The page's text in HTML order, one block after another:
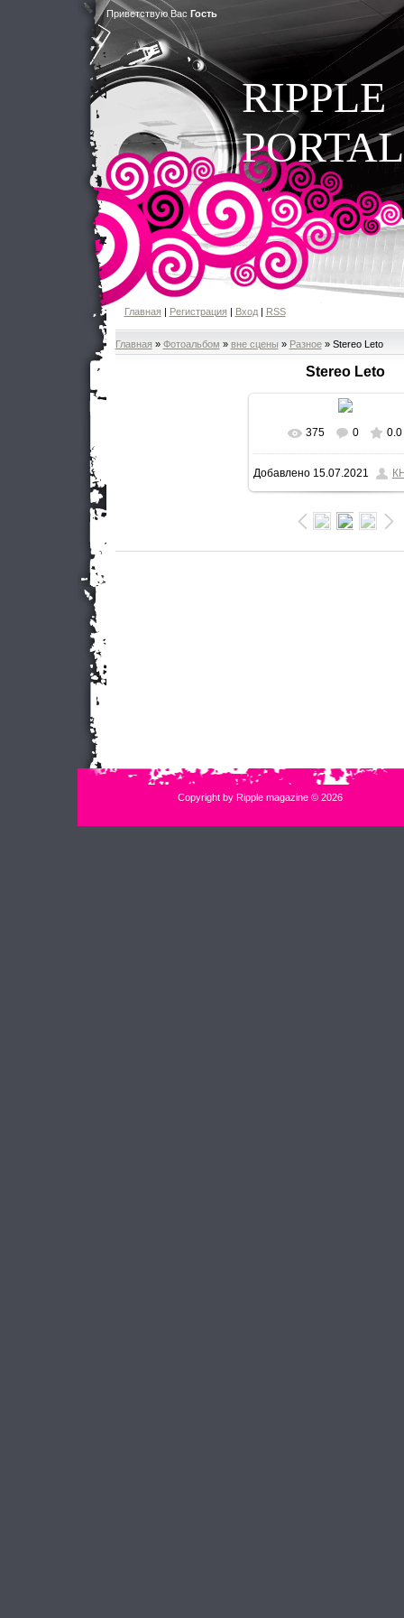
Приветствую Вас Гость
RIPPLE
PORTAL
Главная| Регистрация| Вход| RSS
Главная » Фотоальбом » вне сцены » Разное» Stereo Leto
Stereo Leto
375 0 0.0
Добавлено 15.07.2021
Copyright by Ripple magazine © 2026